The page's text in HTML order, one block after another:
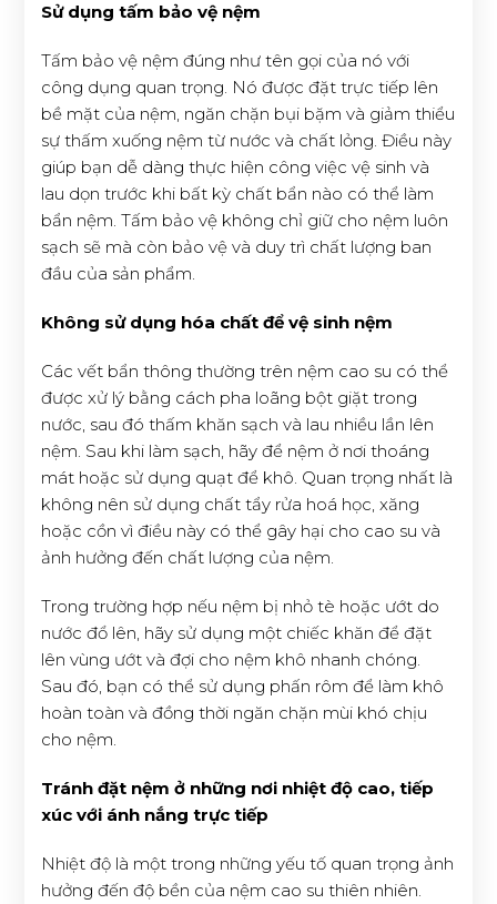
Sử dụng tấm bảo vệ nệm
Tấm bảo vệ nệm đúng như tên gọi của nó với
công dụng quan trọng. Nó được đặt trực tiếp lên
bề mặt của nệm, ngăn chặn bụi bặm và giảm thiểu
sự thấm xuống nệm từ nước và chất lỏng. Điều này
giúp bạn dễ dàng thực hiện công việc vệ sinh và
lau dọn trước khi bất kỳ chất bẩn nào có thể làm
bẩn nệm. Tấm bảo vệ không chỉ giữ cho nệm luôn
sạch sẽ mà còn bảo vệ và duy trì chất lượng ban
đầu của sản phẩm.
Không sử dụng hóa chất để vệ sinh nệm
Các vết bẩn thông thường trên nệm cao su có thể
được xử lý bằng cách pha loãng bột giặt trong
nước, sau đó thấm khăn sạch và lau nhiều lần lên
nệm. Sau khi làm sạch, hãy để nệm ở nơi thoáng
mát hoặc sử dụng quạt để khô. Quan trọng nhất là
không nên sử dụng chất tẩy rửa hoá học, xăng
hoặc cồn vì điều này có thể gây hại cho cao su và
ảnh hưởng đến chất lượng của nệm.
Trong trường hợp nếu nệm bị nhỏ tè hoặc ướt do
nước đổ lên, hãy sử dụng một chiếc khăn để đặt
lên vùng ướt và đợi cho nệm khô nhanh chóng.
Sau đó, bạn có thể sử dụng phấn rôm để làm khô
hoàn toàn và đồng thời ngăn chặn mùi khó chịu
cho nệm.
Tránh đặt nệm ở những nơi nhiệt độ cao, tiếp
xúc với ánh nắng trực tiếp
Nhiệt độ là một trong những yếu tố quan trọng ảnh
hưởng đến độ bền của nệm cao su thiên nhiên.